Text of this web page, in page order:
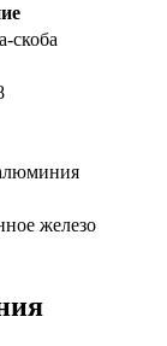
скоба
железо